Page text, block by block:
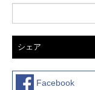
シェア
Facebook